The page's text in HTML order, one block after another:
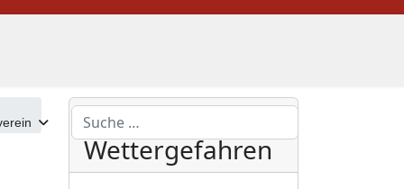
Suchen
DWD
Wettergefahren